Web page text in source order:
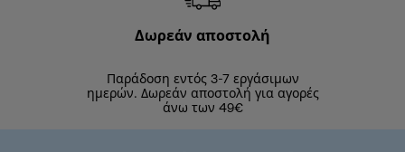
Δωρεάν αποστολή
Παράδοση εντός 3-7 εργάσιμων
ημερών. Δωρεάν αποστολή για αγορές
άνω των 49€